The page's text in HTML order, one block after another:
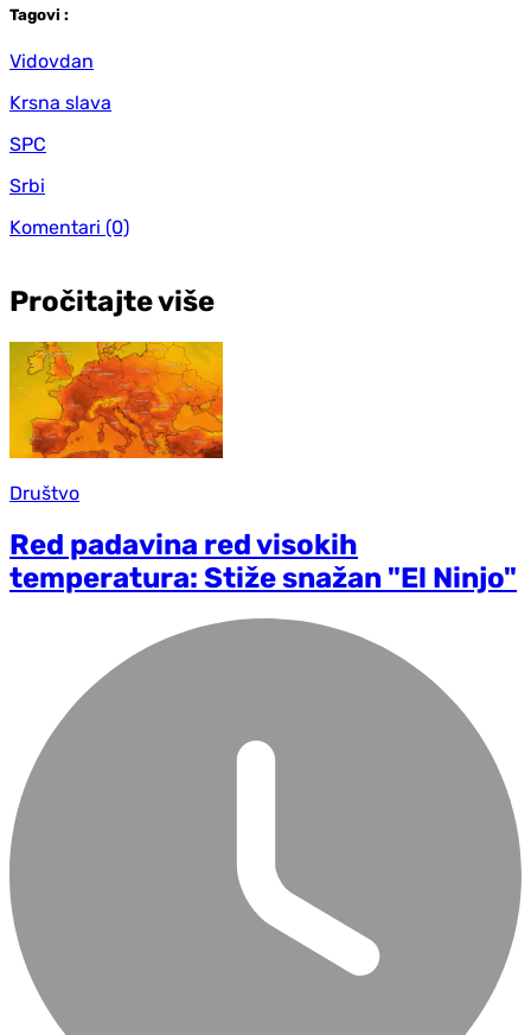
Tagovi :
Vidovdan
Krsna slava
SPC
Srbi
Komentari (0)
Pročitajte više
Društvo
Red padavina red visokih
temperatura: Stiže snažan "El Ninjo"